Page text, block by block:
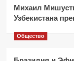
Михаил
Узбекистана
Общество